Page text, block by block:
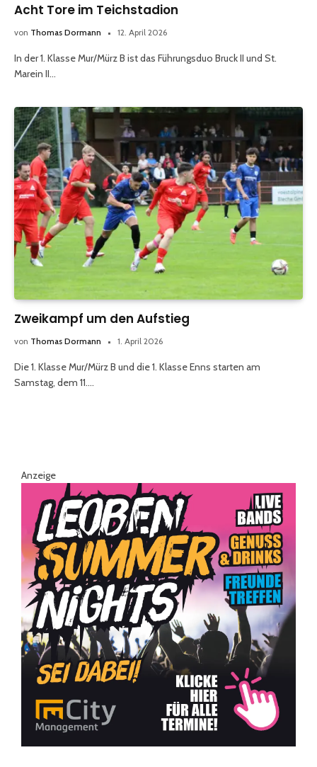
Acht Tore im Teichstadion
von Thomas Dormann 12. April 2026
In der 1. Klasse Mur/Mürz B ist das Führungsduo Bruck II und St.
Marein II…
Zweikampf um den Aufstieg
von Thomas Dormann 1. April 2026
Die 1. Klasse Mur/Mürz B und die 1. Klasse Enns starten am
Samstag, dem 11.…
Anzeige